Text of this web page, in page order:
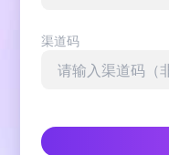
渠道码